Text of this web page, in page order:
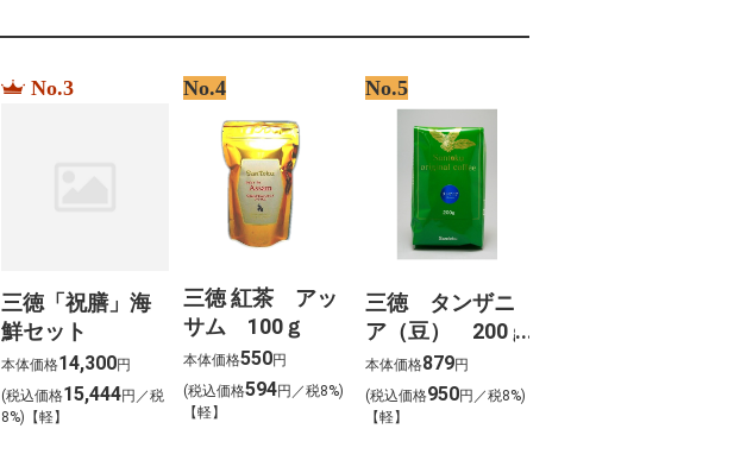
%D0%90%D0%B2%D1%82%D0%BE%D1%80%3a
%D0%A2%D0%B5%D1%85%D0%BD%D0%BE%D1%81%D1%84%D0%B5%D1%80%D0%B0%2c 2021.
b%C3%A9n%C3%A9dicte la capria
%D0%BE%D1%80%D1%82%D0%B5%D0%B7 %D0%BD%D0%B0
%D0%BB%D0%BE%D0%BA%D1%82%D0%B5%D0%B2%D0%BE%D0%B9
%D1%81%D1%83%D1%81%D1%82%D0%B0%D0%B2 %D0%BF%D1%80%D0%B8
No.3
三徳「祝膳」海
鮮セット
本体価格14,300円
(税込価格15,444円／税
8%)【軽】
No.4
三徳 紅茶 アッ
サム 100ｇ
本体価格550円
(税込価格594円／税8%)
【軽】
No.5
三徳 タンザニ
ア（豆） 200ｇ
本体価格879円
(税込価格950円／税8%)
【軽】